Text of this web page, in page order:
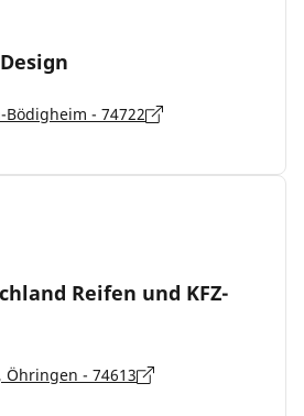
- 74722
Reifen und KFZ-
Öhringen - 74613